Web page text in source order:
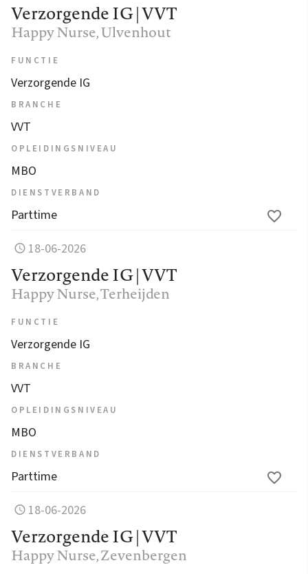
Verzorgende IG | VVT
Happy Nurse, Ulvenhout
FUNCTIE
Verzorgende IG
BRANCHE
VVT
OPLEIDINGSNIVEAU
MBO
DIENSTVERBAND
Parttime
18-06-2026
Verzorgende IG | VVT
Happy Nurse, Terheijden
FUNCTIE
Verzorgende IG
BRANCHE
VVT
OPLEIDINGSNIVEAU
MBO
DIENSTVERBAND
Parttime
18-06-2026
Verzorgende IG | VVT
Happy Nurse, Zevenbergen